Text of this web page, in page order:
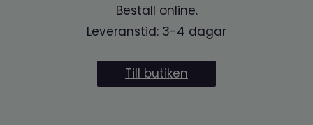
Beställ online.
Leveranstid: 3-4 dagar
Till butiken